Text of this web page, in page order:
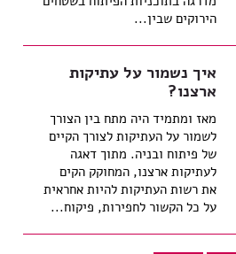
הירוקים שבין...
איך נשמור על עתיקות
ארצנו?
מאז ומתמיד היה מתח בין הצורך
לשמור על העתיקות לצורך הקיים
של פיתוח ובניה. מתוך דאגה
לעתיקות ארצנו, המחוקק הקים
את רשות העתיקות להיות אחראית
על כל הקשור לחפירות, פיקוח...